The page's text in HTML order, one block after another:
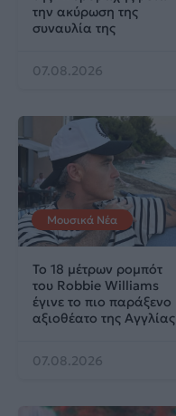
την ακύρωση της
συναυλία της
07.08.2026
Μουσικά Νέα
Το 18 μέτρων ρομπότ
του Robbie Williams
έγινε το πιο παράξενο
αξιοθέατο της Αγγλίας
07.08.2026